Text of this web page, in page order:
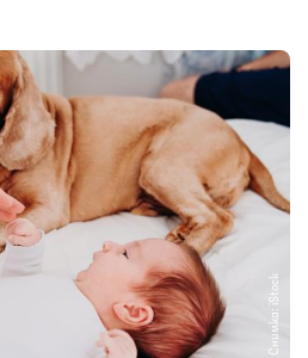
Снимка: iStock